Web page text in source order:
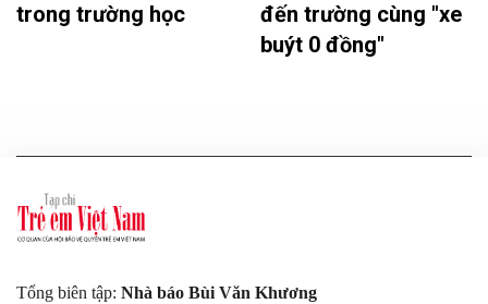
trong trường học
đến trường cùng "xe
buýt 0 đồng"
Tổng biên tập: Nhà báo Bùi Văn Khương